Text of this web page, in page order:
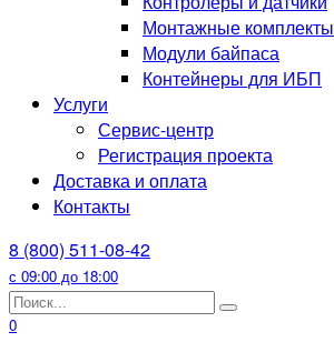
Монтажные комплекты
Модули байпаса
Контейнеры для ИБП
Услуги
Сервис-центр
Регистрация проекта
Доставка и оплата
Контакты
8 (800) 511-08-42
с 09:00 до 18:00
Search
for:
0